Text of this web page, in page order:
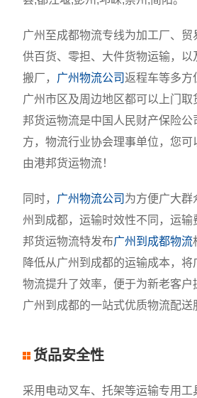
广州至成都物流专线为加工厂、贸
供百货、零担、大件货物运输，以
搬厂， 广州物流公司返程车等多方
广州市区及周边地区都可以上门取
邦货运物流是中国人民财产保险公
方，物流行业协会理事单位，您可
由港邦货运物流！
同时， 广州物流公司 为方便广大群
州到成都，运输时效性不同，运输
邦货运物流特发布广州到成都物流
降低从广州到成都的运输成本，
物流提升了效率，便于为新老客户
广州到成都的一站式优质物流配送
货品安全性
采用电动叉车、托架等运输专用工